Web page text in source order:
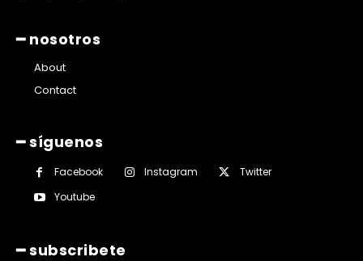
━ nosotros
About
Contact
━ síguenos
Facebook Instagram
Twitter
Youtube
━ subscribete